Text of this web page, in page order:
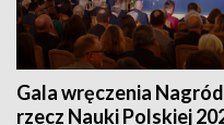
Gala wręczenia
rzecz Nauki Polskiej